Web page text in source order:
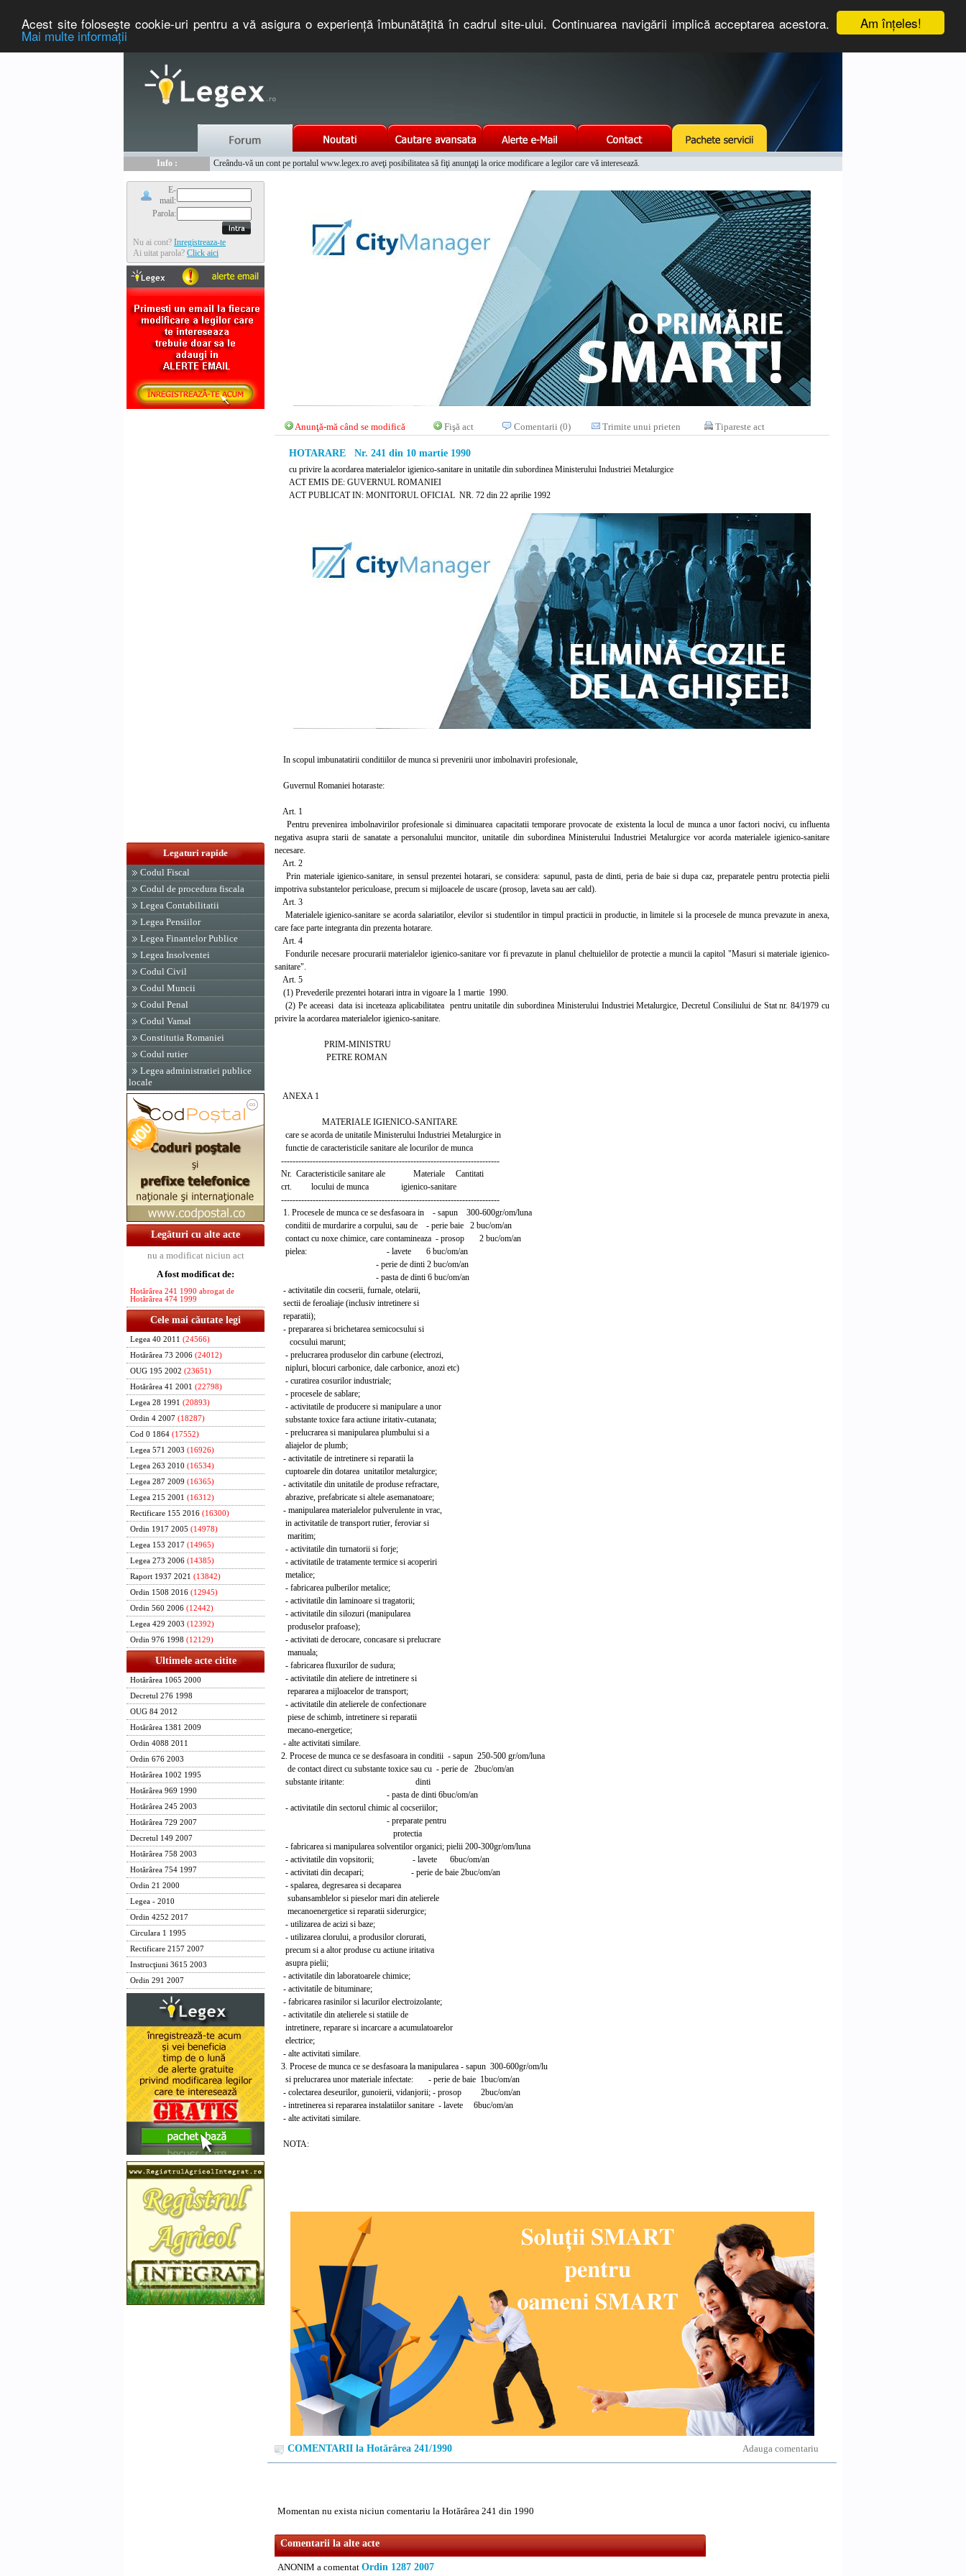
Am înţeles!
Acest site foloseşte cookie-uri pentru a vă asigura o experienţă îmbunătăţită în cadrul site-ului. Continuarea navigării implică acceptarea acestora.
Mai multe informaţii
Info :
www.tntauto.ro - Managementul Integrat al Parcului Auto
E-
mail:
Parola:
Nu ai cont? Inregistreaza-te
Ai uitat parola? Click aici
Legaturi rapide
Codul Fiscal
Codul de procedura fiscala
Legea Contabilitatii
Legea Pensiilor
Legea Finantelor Publice
Legea Insolventei
Codul Civil
Codul Muncii
Codul Penal
Codul Vamal
Constitutia Romaniei
Codul rutier
Legea administratiei publice
locale
Legături cu alte acte
nu a modificat niciun act
A fost modificat de:
Hotărârea 241 1990 abrogat de
Hotărârea 474 1999
Cele mai căutate legi
Legea 40 2011 (24566)
Hotărârea 73 2006 (24012)
OUG 195 2002 (23651)
Hotărârea 41 2001 (22798)
Legea 28 1991 (20893)
Ordin 4 2007 (18287)
Cod 0 1864 (17552)
Legea 571 2003 (16926)
Legea 263 2010 (16534)
Legea 287 2009 (16365)
Legea 215 2001 (16312)
Rectificare 155 2016 (16300)
Ordin 1917 2005 (14978)
Legea 153 2017 (14965)
Legea 273 2006 (14385)
Raport 1937 2021 (13842)
Ordin 1508 2016 (12945)
Ordin 560 2006 (12442)
Legea 429 2003 (12392)
Ordin 976 1998 (12129)
Ultimele acte citite
Hotărârea 1065 2000
Decretul 276 1998
OUG 84 2012
Hotărârea 1381 2009
Ordin 4088 2011
Ordin 676 2003
Hotărârea 1002 1995
Hotărârea 969 1990
Hotărârea 245 2003
Hotărârea 729 2007
Decretul 149 2007
Hotărârea 758 2003
Hotărârea 754 1997
Ordin 21 2000
Legea - 2010
Ordin 4252 2017
Circulara 1 1995
Rectificare 2157 2007
Instrucţiuni 3615 2003
Ordin 291 2007
Anunţă-mă când se modifică Fişă act Comentarii (0) Trimite unui prieten Tipareste act
HOTARARE Nr. 241 din 10 martie 1990
cu privire la acordarea materialelor igienico-sanitare in unitatile din subordinea Ministerului Industriei Metalurgice
ACT EMIS DE: GUVERNUL ROMANIEI
ACT PUBLICAT IN: MONITORUL OFICIAL NR. 72 din 22 aprilie 1992
In scopul imbunatatirii conditiilor de munca si prevenirii unor imbolnaviri profesionale,
Guvernul Romaniei hotaraste:
Art. 1
Pentru prevenirea imbolnavirilor profesionale si diminuarea capacitatii temporare provocate de existenta la locul de munca a unor factori nocivi, cu influenta
negativa asupra starii de sanatate a personalului muncitor, unitatile din subordinea Ministerului Industriei Metalurgice vor acorda materialele igienico-sanitare
necesare.
Art. 2
Prin materiale igienico-sanitare, in sensul prezentei hotarari, se considera: sapunul, pasta de dinti, peria de baie si dupa caz, preparatele pentru protectia pielii
impotriva substantelor periculoase, precum si mijloacele de uscare (prosop, laveta sau aer cald).
Art. 3
Materialele igienico-sanitare se acorda salariatilor, elevilor si studentilor in timpul practicii in productie, in limitele si la procesele de munca prevazute in anexa,
care face parte integranta din prezenta hotarare.
Art. 4
Fondurile necesare procurarii materialelor igienico-sanitare vor fi prevazute in planul cheltuielilor de protectie a muncii la capitol "Masuri si materiale igienico-
sanitare".
Art. 5
(1) Prevederile prezentei hotarari intra in vigoare la 1 martie 1990.
(2) Pe aceeasi data isi inceteaza aplicabilitatea pentru unitatile din subordinea Ministerului Industriei Metalurgice, Decretul Consiliului de Stat nr. 84/1979 cu
privire la acordarea materialelor igienico-sanitare.
PRIM-MINISTRU
PETRE ROMAN
ANEXA 1
MATERIALE IGIENICO-SANITARE
care se acorda de unitatile Ministerului Industriei Metalurgice in
functie de caracteristicile sanitare ale locurilor de munca
----------------------------------------------------------------------------
Nr. Caracteristicile sanitare ale Materiale Cantitati
crt. locului de munca igienico-sanitare
----------------------------------------------------------------------------
1. Procesele de munca ce se desfasoara in - sapun 300-600gr/om/luna
conditii de murdarire a corpului, sau de - perie baie 2 buc/om/an
contact cu noxe chimice, care contamineaza - prosop 2 buc/om/an
pielea: - lavete 6 buc/om/an
- perie de dinti 2 buc/om/an
- pasta de dinti 6 buc/om/an
- activitatile din cocserii, furnale, otelarii,
sectii de feroaliaje (inclusiv intretinere si
reparatii);
- prepararea si brichetarea semicocsului si
cocsului marunt;
- prelucrarea produselor din carbune (electrozi,
nipluri, blocuri carbonice, dale carbonice, anozi etc)
- curatirea cosurilor industriale;
- procesele de sablare;
- activitatile de producere si manipulare a unor
substante toxice fara actiune iritativ-cutanata;
- prelucrarea si manipularea plumbului si a
aliajelor de plumb;
- activitatile de intretinere si reparatii la
cuptoarele din dotarea unitatilor metalurgice;
- activitatile din unitatile de produse refractare,
abrazive, prefabricate si altele asemanatoare;
- manipularea materialelor pulverulente in vrac,
in activitatile de transport rutier, feroviar si
maritim;
- activitatile din turnatorii si forje;
- activitatile de tratamente termice si acoperiri
metalice;
- fabricarea pulberilor metalice;
- activitatile din laminoare si tragatorii;
- activitatile din silozuri (manipularea
produselor prafoase);
- activitati de derocare, concasare si prelucrare
manuala;
- fabricarea fluxurilor de sudura;
- activitatile din ateliere de intretinere si
repararea a mijloacelor de transport;
- activitatile din atelierele de confectionare
piese de schimb, intretinere si reparatii
mecano-energetice;
- alte activitati similare.
2. Procese de munca ce se desfasoara in conditii - sapun 250-500 gr/om/luna
de contact direct cu substante toxice sau cu - perie de 2buc/om/an
substante iritante: dinti
- pasta de dinti 6buc/om/an
- activitatile din sectorul chimic al cocseriilor;
- preparate pentru
protectia
- fabricarea si manipularea solventilor organici; pielii 200-300gr/om/luna
- activitatile din vopsitorii; - lavete 6buc/om/an
- activitati din decapari; - perie de baie 2buc/om/an
- spalarea, degresarea si decaparea
subansamblelor si pieselor mari din atelierele
mecanoenergetice si reparatii siderurgice;
- utilizarea de acizi si baze;
- utilizarea clorului, a produsilor clorurati,
precum si a altor produse cu actiune iritativa
asupra pielii;
- activitatile din laboratoarele chimice;
- activitatile de bituminare;
- fabricarea rasinilor si lacurilor electroizolante;
- activitatile din atelierele si statiile de
intretinere, reparare si incarcare a acumulatoarelor
electrice;
- alte activitati similare.
3. Procese de munca ce se desfasoara la manipularea - sapun 300-600gr/om/lu
si prelucrarea unor materiale infectate: - perie de baie 1buc/om/an
- colectarea deseurilor, gunoierii, vidanjorii; - prosop 2buc/om/an
- intretinerea si repararea instalatiilor sanitare - lavete 6buc/om/an
- alte activitati similare.
NOTA:
Adauga comentariu
COMENTARII la Hotărârea 241/1990
Momentan nu exista niciun comentariu la Hotărârea 241 din 1990
Comentarii la alte acte
ANONIM a comentat Ordin 1287 2007